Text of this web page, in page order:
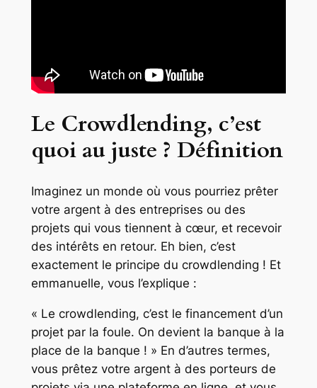
Le Crowdlending, c’est
quoi au juste ? Définition
Imaginez un monde où vous pourriez prêter
votre argent à des entreprises ou des
projets qui vous tiennent à cœur, et recevoir
des intérêts en retour. Eh bien, c’est
exactement le principe du crowdlending ! Et
emmanuelle, vous l’explique :
« Le crowdlending, c’est le financement d’un
projet par la foule. On devient la banque à la
place de la banque ! » En d’autres termes,
vous prêtez votre argent à des porteurs de